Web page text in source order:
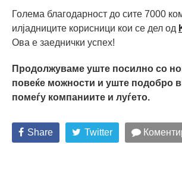
Голема благодарност до сите 7000
илјадниците корисници кои се дел од
Ова е заеднички успех!
Продолжуваме уште посилно со
повеќе можности и уште подобро
помеѓу компаниите и луѓето.
Share Twitter